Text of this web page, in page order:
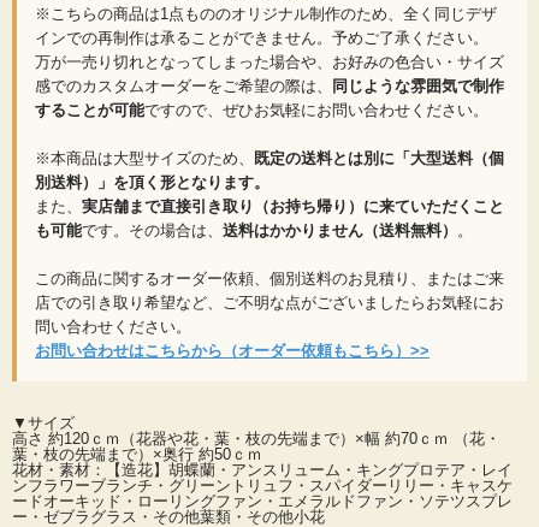
してはもちろん、ワンランク上の店舗ディスプレイや、
サロンなどのリラックス空間の演出にも自信を持ってお
すすめいたします。
見ているだけで心がすっと解きほぐされていくような
瑞々しい佇まいと、見る角度によって様々な表情を見せ
てくれる圧倒的な存在感。
い続ける」という造花ならではの心地よさと、日々の暮
らしに極上のリゾートタイムを添える感動を、ぜひご堪
能ください。
※こちらの商品は1点もののオリジナル制作のため、全く同じデザ
インでの再制作は承ることができません。予めご了承ください。
万が一売り切れとなってしまった場合や、お好みの色合い・サイズ
感でのカスタムオーダーをご希望の際は、
同じような雰囲気で制作
することが可能ですので、ぜひお気軽にお問い合わせください。
※本商品は大型サイズのため、
既定の送料とは別に「大型送料（個
別送料）」を頂く形となります。
また、 実店舗まで直接引き取り（お持ち帰り）に来ていただくこと
も可能です。その場合は、 送料はかかりません（送料無料） 。
この商品に関するオーダー依頼、個別送料のお見積り、またはご来
店での引き取り希望など、ご不明な点がございましたらお気軽にお
問い合わせください。
お問い合わせはこちらから（オーダー依頼もこちら）>>
▼サイズ
高さ 約120ｃｍ（花器や花・葉・枝の先端まで）×幅 約70ｃｍ （花・
葉・枝の先端まで）×奥行 約50ｃｍ
花材・素材：【造花】胡蝶蘭・アンスリューム・キングプロテア・レイ
ンフラワーブランチ・グリーントリュフ・スパイダーリリー・キャスケ
ードオーキッド・ローリングファン・エメラルドファン・ソテツスプレ
ー・ゼブラグラス・その他葉類・その他小花